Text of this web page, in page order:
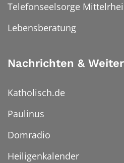
Telefonseelsorge
Lebensberatung
Nachrichten &
Katholisch.de
Paulinus
Domradio
Heiligenkalender